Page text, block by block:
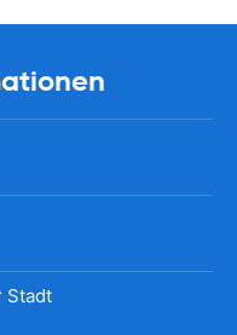
Stadt